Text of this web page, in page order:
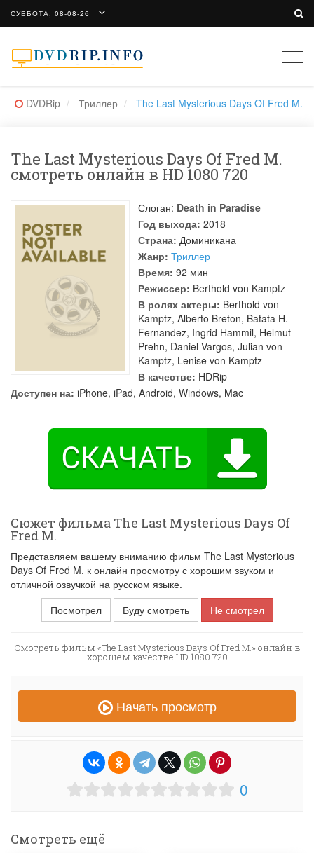
СУББОТА, 08-08-26
DVDRip Триллер The Last Mysterious Days Of Fred M.
The Last Mysterious Days Of Fred M.
смотреть онлайн в HD 1080 720
Слоган: Death in Paradise
Год выхода: 2018
Страна: Доминикана
Жанр: Триллер
Время: 92 мин
Режиссер: Berthold von Kamptz
В ролях актеры: Berthold von
Kamptz, Alberto Breton, Batata H.
Fernandez, Ingrid Hammil, Helmut
Prehn, Daniel Vargos, Julian von
Kamptz, Lenise von Kamptz
В качестве: HDRip
Доступен на: iPhone, iPad, Android, Windows, Mac
Сюжет фильма The Last Mysterious Days Of
Fred M.
Представляем вашему вниманию фильм The Last Mysterious
Days Of Fred M. к онлайн просмотру с хорошим звуком и
отличной озвучкой на русском языке.
Посмотрел
Буду смотреть Не смотрел
Смотреть фильм «The Last Mysterious Days Of Fred M.» онлайн в
хорошем качестве HD 1080 720
Начать просмотр
0
Смотреть ещё